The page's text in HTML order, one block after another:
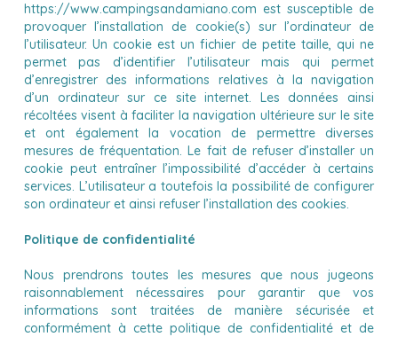
https://www.campingsandamiano.com est susceptible de
provoquer l’installation de cookie(s) sur l’ordinateur de
l’utilisateur. Un cookie est un fichier de petite taille, qui ne
permet pas d’identifier l’utilisateur mais qui permet
d’enregistrer des informations relatives à la navigation
d’un ordinateur sur ce site internet. Les données ainsi
récoltées visent à faciliter la navigation ultérieure sur le site
et ont également la vocation de permettre diverses
mesures de fréquentation. Le fait de refuser d’installer un
cookie peut entraîner l’impossibilité d’accéder à certains
services. L’utilisateur a toutefois la possibilité de configurer
son ordinateur et ainsi refuser l’installation des cookies.
Politique de confidentialité
Nous prendrons toutes les mesures que nous jugeons
raisonnablement nécessaires pour garantir que vos
informations sont traitées de manière sécurisée et
conformément à cette politique de confidentialité et de